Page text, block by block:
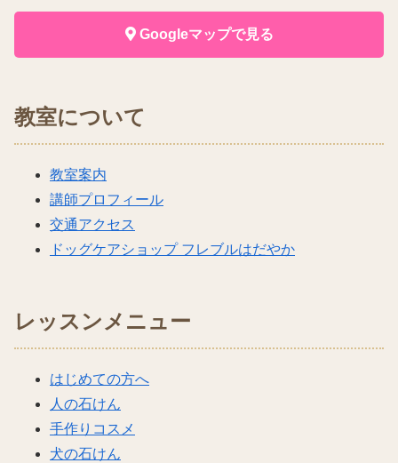
Googleマップで見る
教室について
教室案内
講師プロフィール
交通アクセス
ドッグケアショップ フレブルはだやか
レッスンメニュー
はじめての方へ
人の石けん
手作りコスメ
犬の石けん